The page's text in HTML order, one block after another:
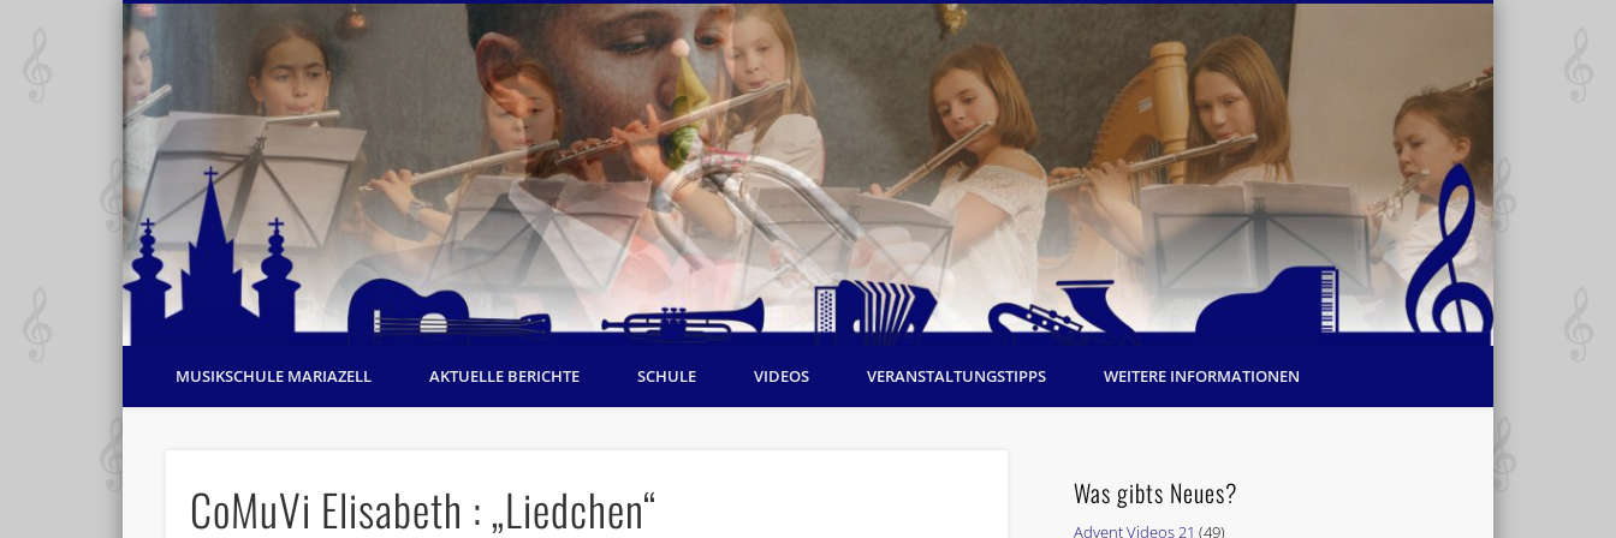
MUSIKSCHULE MARIAZELL AKTUELLE BERICHTE SCHULE VIDEOS VERANSTALTUNGSTIPPS WEITERE INFORMATIONEN
CoMuVi Elisabeth : „Liedchen“ Was gibts Neues?
Advent Videos 21 (49)